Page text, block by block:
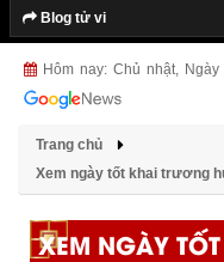
Blog tử vi
Hôm nay: Chủ nhật, Ngày
Trang chủ
Xem ngày tốt khai trương
XEM NGÀY